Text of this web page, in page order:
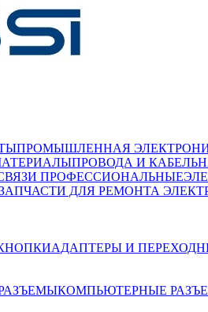
ПРОМЫШЛЕННАЯ
ПРОВОДА И
ПРОФЕССИОНАЛЬНЫЕ
ДЛЯ РЕМОНТА
АДАПТЕРЫ И
КОМПЬЮТЕРНЫЕ